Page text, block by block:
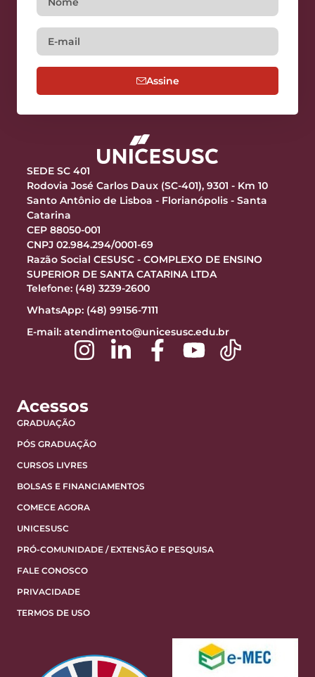
Assine
SEDE SC 401
Rodovia José Carlos Daux (SC-401), 9301 - Km 10
Santo Antônio de Lisboa - Florianópolis - Santa
Catarina
CEP 88050-001
CNPJ 02.984.294/0001-69
Razão Social CESUSC - COMPLEXO DE ENSINO
SUPERIOR DE SANTA CATARINA LTDA
Telefone: (48) 3239-2600
WhatsApp: (48) 99156-7111
E-mail: atendimento@unicesusc.edu.br
Acessos
GRADUAÇÃO
PÓS GRADUAÇÃO
CURSOS LIVRES
BOLSAS E FINANCIAMENTOS
COMECE AGORA
UNICESUSC
PRÓ-COMUNIDADE / EXTENSÃO E PESQUISA
FALE CONOSCO
PRIVACIDADE
TERMOS DE USO